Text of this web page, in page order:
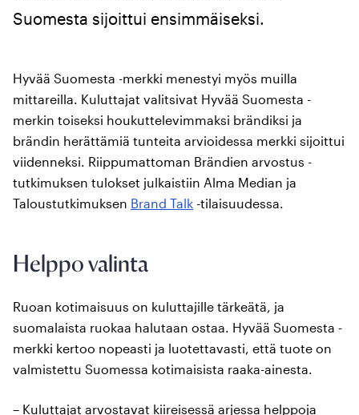
Suomesta sijoittui ensimmäiseksi.
Hyvää Suomesta -merkki menestyi myös muilla
mittareilla. Kuluttajat valitsivat Hyvää Suomesta -
merkin toiseksi houkuttelevimmaksi brändiksi ja
brändin herättämiä tunteita arvioidessa merkki sijoittui
viidenneksi. Riippumattoman Brändien arvostus -
tutkimuksen tulokset julkaistiin Alma Median ja
Taloustutkimuksen Brand Talk -tilaisuudessa.
Helppo valinta
Ruoan kotimaisuus on kuluttajille tärkeätä, ja
suomalaista ruokaa halutaan ostaa. Hyvää Suomesta -
merkki kertoo nopeasti ja luotettavasti, että tuote on
valmistettu Suomessa kotimaisista raaka-ainesta.
– Kuluttajat arvostavat kiireisessä arjessa helppoja